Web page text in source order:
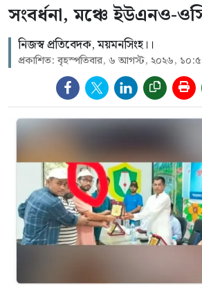
সংবর্ধনা, মঞ্চে ইউএনও-
নিজস্ব প্রতিবেদক, ময়মনসিংহ।।
প্রকাশিত: বৃহস্পতিবার, ৬ আগস্ট, ২০২৬,